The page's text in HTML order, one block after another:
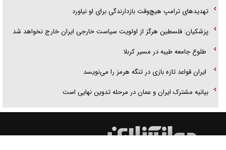
تهدید‌های ترامپ هیچ‌وقت بازدارندگی برای او نیاورد
پزشکیان: فلسطین هرگز از اولویت سیاست خارجی ایران خارج نخواهد شد
طلوع جامعه طیبه در مسیر کربلا
ایران قواعد تازه بازی در تنگه هرمز را می‌نویسد
بیانیه مشترک ایران و عمان در مرحله تدوین نهایی است